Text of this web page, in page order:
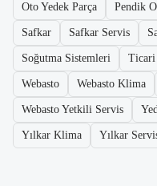
Oto Yedek Parça Pendik
Safkar Safkar Servis
Soğutma Sistemleri
Webasto Webasto Klima
Webasto Yetkili Servis
Yılkar Klima Yılkar